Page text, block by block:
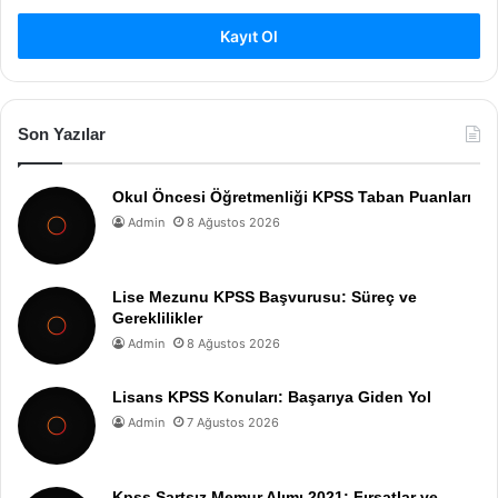
Kayıt Ol
Son Yazılar
Okul Öncesi Öğretmenliği KPSS Taban Puanları
Admin 8 Ağustos 2026
Lise Mezunu KPSS Başvurusu: Süreç ve
Gereklilikler
Admin 8 Ağustos 2026
Lisans KPSS Konuları: Başarıya Giden Yol
Admin 7 Ağustos 2026